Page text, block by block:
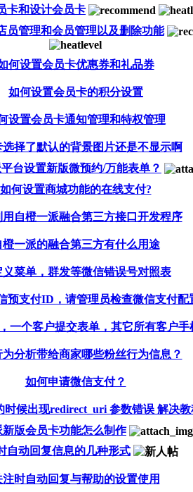
卡和设计会员卡
员管理和会员管理以及删除功能
何设置会员卡优惠券和礼品券
如何设置会员卡的积分设置
设置会员卡通知管理和特权管理
选择了默认的背景图片还是不显示啊
台设置新版微预约/万能表单？
如何设置商城功能的在线支付?
用自橙一派融合第三方接口开发程序
橙一派的融合第三方有什么用途
义菜单，群发等微信错误号对照表
预支付ID，请管理员检查微信支付配
一个客户提交表单，其它所有客户手
分析带给商家哪些粉丝行为信息？
如何申请微信支付？
时候出现redirect_uri 参数错误 解决教
新版会员卡功能怎么制作
自动回复信息的几种形式
注时自动回复与帮助的设置使用